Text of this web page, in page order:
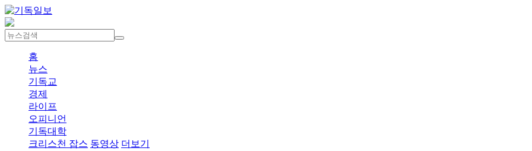
홈
뉴스
기독교
경제
라이프
오피니언
기독대학
크리스천 잡스 동영상 더보기